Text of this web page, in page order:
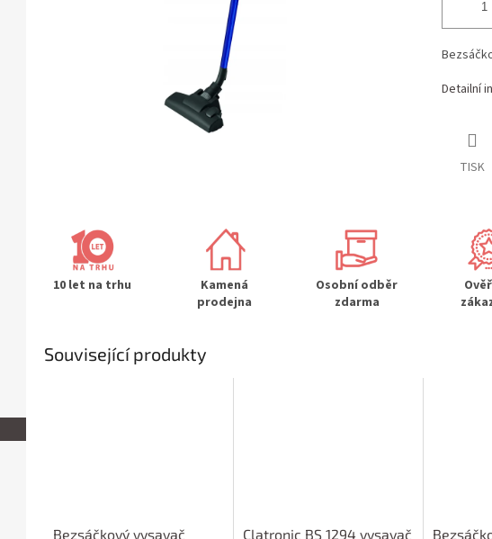
Detailní
TISK
10 let na trhu
Kamená
prodejna
Osobní odběr
zdarma
Související produkty
Bezsáčkový vysavač
Clatronic BS 1294 vysavač